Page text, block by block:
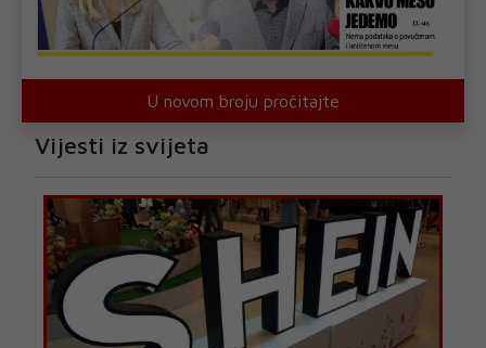
U novom broju pročitajte
Vijesti iz svijeta